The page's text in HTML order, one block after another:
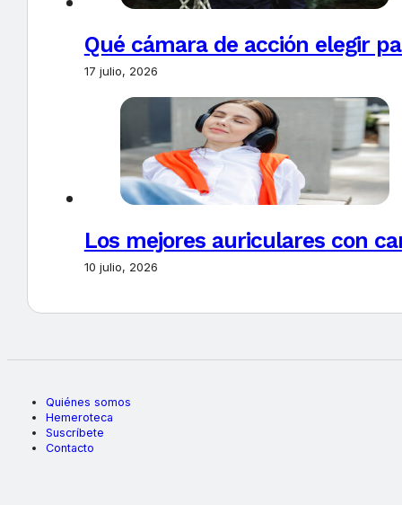
Qué cámara de acción elegir
17 julio, 2026
Los mejores auriculares con
10 julio, 2026
Quiénes somos
Hemeroteca
Suscríbete
Contacto